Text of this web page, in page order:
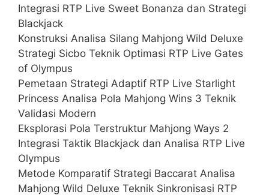
Integrasi RTP Live Sweet Bonanza dan Strategi
Blackjack
Konstruksi Analisa Silang Mahjong Wild Deluxe
Strategi Sicbo Teknik Optimasi RTP Live Gates
of Olympus
Pemetaan Strategi Adaptif RTP Live Starlight
Princess Analisa Pola Mahjong Wins 3 Teknik
Validasi Modern
Eksplorasi Pola Terstruktur Mahjong Ways 2
Integrasi Taktik Blackjack dan Analisa RTP Live
Olympus
Metode Komparatif Strategi Baccarat Analisa
Mahjong Wild Deluxe Teknik Sinkronisasi RTP